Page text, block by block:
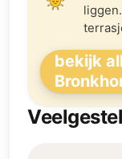
bekijk